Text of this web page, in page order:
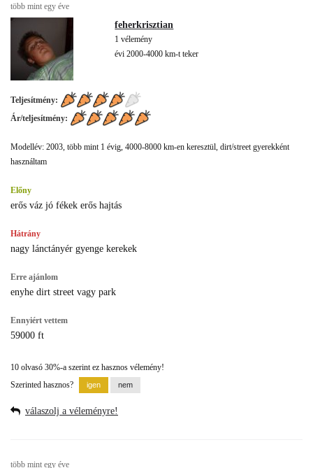
több mint egy éve
feherkrisztian
1 vélemény
évi 2000-4000 km-t teker
Teljesítmény:
Ár/teljesítmény:
Modellév: 2003, több mint 1 évig, 4000-8000 km-en keresztül, dirt/street gyerekként
használtam
Előny
erős váz jó fékek erős hajtás
Hátrány
nagy lánctányér gyenge kerekek
Erre ajánlom
enyhe dirt street vagy park
Ennyiért vettem
59000 ft
10 olvasó 30%-a szerint ez hasznos vélemény!
Szerinted hasznos?
válaszolj a véleményre!
több mint egy éve